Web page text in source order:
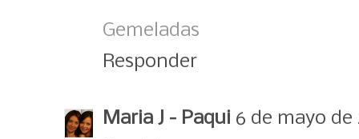
Gemeladas
Responder
Maria J - Paqui 6 de mayo de